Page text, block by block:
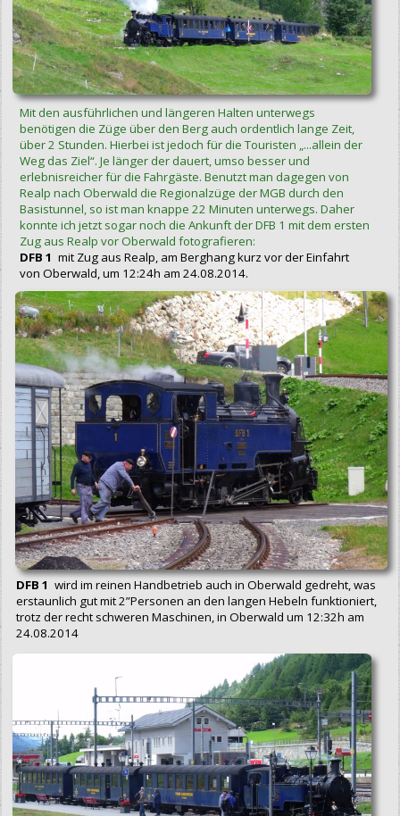
Mit den ausführlichen und längeren Halten unterwegs
benötigen die Züge über den Berg auch ordentlich lange Zeit,
über 2 Stunden. Hierbei ist jedoch für die Touristen „...allein der
Weg das Ziel“. Je länger der dauert, umso besser und
erlebnisreicher für die Fahrgäste. Benutzt man dagegen von
Realp nach Oberwald die Regionalzüge der MGB durch den
Basistunnel, so ist man knappe 22 Minuten unterwegs. Daher
konnte ich jetzt sogar noch die Ankunft der DFB 1 mit dem ersten
Zug aus Realp vor Oberwald fotografieren:
DFB 1 mit Zug aus Realp, am Berghang kurz vor der Einfahrt
von Oberwald, um 12:24h am 24.08.2014.
DFB 1 wird im reinen Handbetrieb auch in Oberwald gedreht, was
erstaunlich gut mit 2”Personen an den langen Hebeln funktioniert,
trotz der recht schweren Maschinen, in Oberwald um 12:32h am
24.08.2014